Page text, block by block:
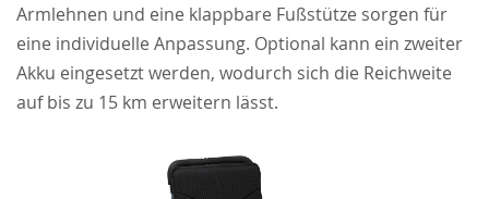
Armlehnen und eine klappbare Fußstütze sorgen für
eine individuelle Anpassung. Optional kann ein zweiter
Akku eingesetzt werden, wodurch sich die Reichweite
auf bis zu 15 km erweitern lässt.